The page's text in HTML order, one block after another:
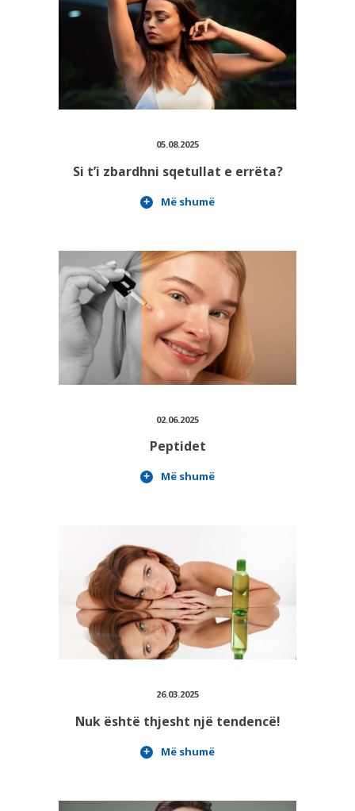
REKOMANDIME
KËSHILLA
KARRIERA
05.08.2025
Si t’i zbardhni sqetullat e errëta?
Më shumë
02.06.2025
Peptidet
Më shumë
26.03.2025
Nuk është thjesht një tendencë!
Më shumë